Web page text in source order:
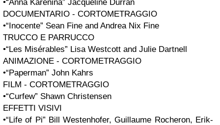
•“Anna Karenina” Jacqueline Durran
DOCUMENTARIO - CORTOMETRAGGIO
•“Inocente” Sean Fine and Andrea Nix Fine
TRUCCO E PARRUCCO
•“Les Misérables” Lisa Westcott and Julie Dartnell
ANIMAZIONE - CORTOMETRAGGIO
•“Paperman” John Kahrs
FILM - CORTOMETRAGGIO
•“Curfew” Shawn Christensen
EFFETTI VISIVI
•“Life of Pi” Bill Westenhofer, Guillaume Rocheron, Erik-